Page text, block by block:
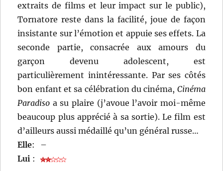
extraits de films et leur impact sur le public),
Tornatore reste dans la facilité, joue de façon
insistante sur l’émotion et appuie ses effets. La
seconde partie, consacrée aux amours du
garçon devenu adolescent, est
particulièrement inintéressante. Par ses côtés
bon enfant et sa célébration du cinéma, Cinéma
Paradiso a su plaire (j’avoue l’avoir moi-même
beaucoup plus apprécié à sa sortie). Le film est
d’ailleurs aussi médaillé qu’un général russe…
Elle:
–
Lui :